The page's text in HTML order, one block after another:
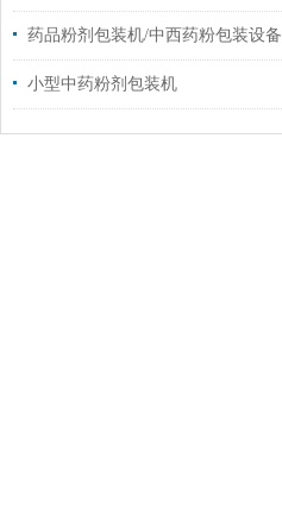
药品粉剂包装机/中西药粉包装设备
小型中药粉剂包装机